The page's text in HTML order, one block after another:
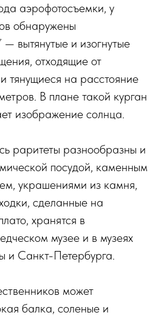
аэрофотосъемки, у
обнаружены
— вытянутые и изогнутые
отходящие от
тянущиеся на расстояние
В плане такой курган
изображение солнца.
раритеты разнообразны и
посудой, каменным
украшениями из камня,
сделанные на
хранятся в
музее и в музеях
и Санкт-Петербурга.
может
балка, соленые и